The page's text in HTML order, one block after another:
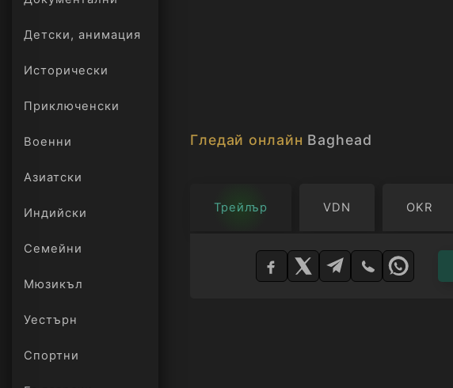
Детски, анимация
Исторически
Приключенски
Военни
Азиатски
Индийски
Семейни
Мюзикъл
Уестърн
Спортни
Гледай онлайн Baghead
Трейлър VDN OKR
плейър